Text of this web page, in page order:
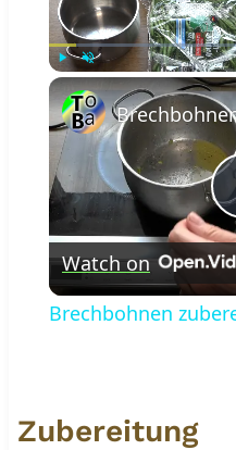
Play Unmute
Watch on
Brechbohnen
Zubereitung